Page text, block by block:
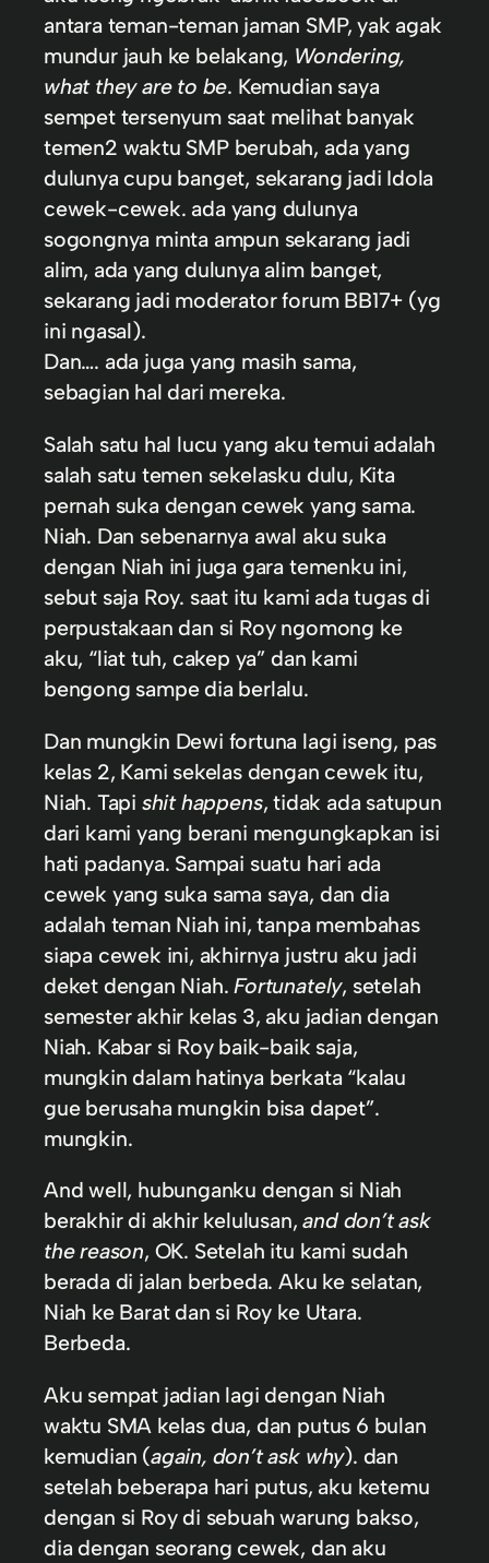
antara teman-teman jaman SMP, yak agak
mundur jauh ke belakang, Wondering,
what they are to be. Kemudian saya
sempet tersenyum saat melihat banyak
temen2 waktu SMP berubah, ada yang
dulunya cupu banget, sekarang jadi Idola
cewek-cewek. ada yang dulunya
sogongnya minta ampun sekarang jadi
alim, ada yang dulunya alim banget,
sekarang jadi moderator forum BB17+ (yg
ini ngasal).
Dan…. ada juga yang masih sama,
sebagian hal dari mereka.
Salah satu hal lucu yang aku temui adalah
salah satu temen sekelasku dulu, Kita
pernah suka dengan cewek yang sama.
Niah. Dan sebenarnya awal aku suka
dengan Niah ini juga gara temenku ini,
sebut saja Roy. saat itu kami ada tugas di
perpustakaan dan si Roy ngomong ke
aku, “liat tuh, cakep ya” dan kami
bengong sampe dia berlalu.
Dan mungkin Dewi fortuna lagi iseng, pas
kelas 2, Kami sekelas dengan cewek itu,
Niah. Tapi shit happens, tidak ada satupun
dari kami yang berani mengungkapkan isi
hati padanya. Sampai suatu hari ada
cewek yang suka sama saya, dan dia
adalah teman Niah ini, tanpa membahas
siapa cewek ini, akhirnya justru aku jadi
deket dengan Niah.Fortunately, setelah
semester akhir kelas 3, aku jadian dengan
Niah. Kabar si Roy baik-baik saja,
mungkin dalam hatinya berkata “kalau
gue berusaha mungkin bisa dapet”.
mungkin.
And well, hubunganku dengan si Niah
berakhir di akhir kelulusan,and don’t ask
the reason, OK. Setelah itu kami sudah
berada di jalan berbeda. Aku ke selatan,
Niah ke Barat dan si Roy ke Utara.
Berbeda.
Aku sempat jadian lagi dengan Niah
waktu SMA kelas dua, dan putus 6 bulan
kemudian (again, don’t ask why). dan
setelah beberapa hari putus, aku ketemu
dengan si Roy di sebuah warung bakso,
dia dengan seorang cewek, dan aku